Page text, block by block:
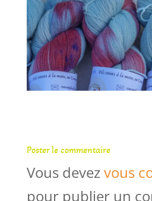
Poster le commentaire
Vous devezvous
pour publier un